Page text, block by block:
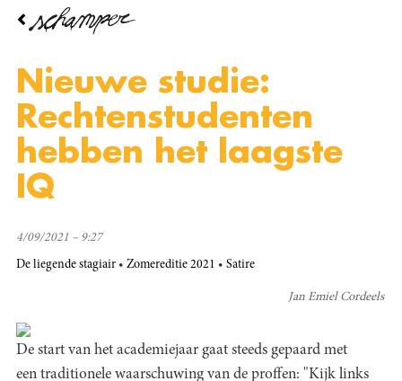
Overslaan
inhoud
gaanNieuwe studie:
Rechtenstudenten
hebben het laagste
IQ
4/09/2021 – 9:27
De liegende stagiair Zomereditie 2021 Satire
Jan Emiel Cordeels
De start van het academiejaar gaat steeds gepaard met
een traditionele waarschuwing van de proffen: "Kijk links